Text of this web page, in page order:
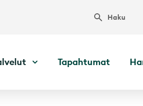
Haku
Tapahtumat